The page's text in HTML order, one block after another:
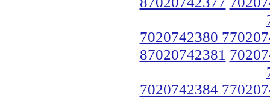
7020742380
87020742381
7020742384